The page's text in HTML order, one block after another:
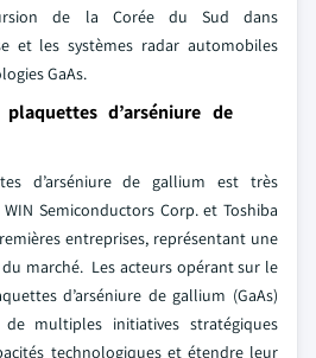
de la Corée du Sud dans
et les systèmes radar automobiles
GaAs.
d’arséniure de
d’arséniure de gallium est très
Semiconductors Corp. et Toshiba
entreprises, représentant une
marché. Les acteurs opérant sur le
d’arséniure de gallium (GaAs)
de multiples initiatives stratégiques
technologiques et étendre leur